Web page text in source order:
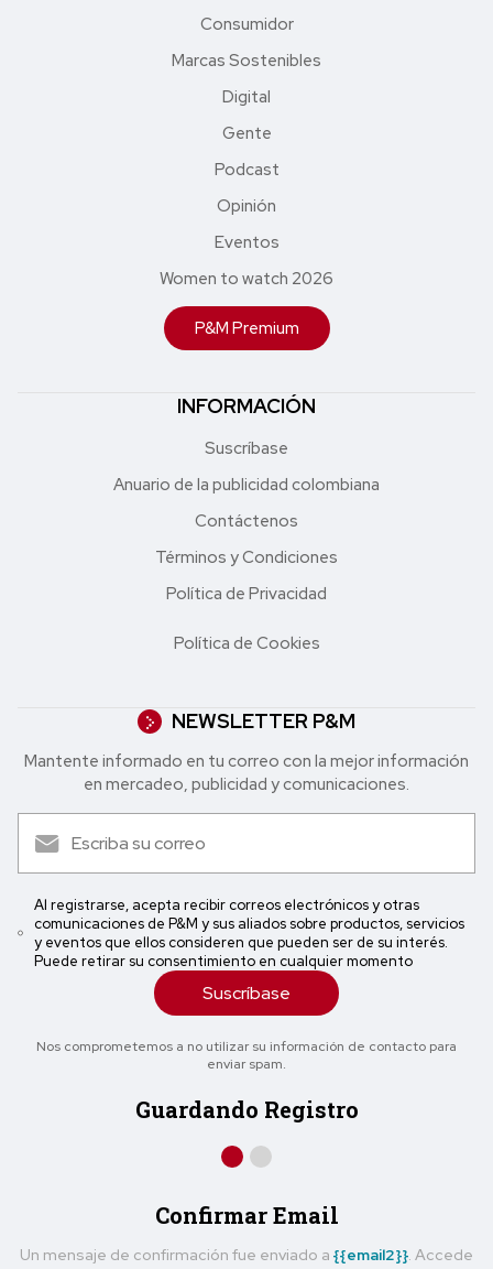
Consumidor
Marcas Sostenibles
Digital
Gente
Podcast
Opinión
Eventos
Women to watch 2026
P&M Premium
INFORMACIÓN
Suscríbase
Anuario de la publicidad colombiana
Contáctenos
Términos y Condiciones
Política de Privacidad
Política de Cookies
NEWSLETTER P&M
Mantente informado en tu correo con la mejor in formación
en mercadeo, publicidad y comunicaciones.
Al registrarse, acepta recibir correos electrónicos y otras
comunicaciones de P&M y sus aliados sobre productos, servicios
y eventos que ellos consideren que pueden ser de su interés.
Puede retirar su consentimiento en cualquier momento
Suscríbase
Nos comprometemos a no utilizar su información de contacto para
enviar spam.
Guardando Registro
Confirmar Email
Un mensaje de confirmación fue enviado a {{email2}} . Accede